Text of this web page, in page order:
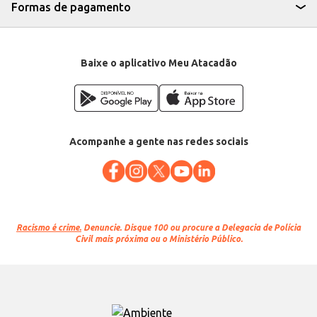
Formas de pagamento
Baixe o aplicativo Meu Atacadão
Acompanhe a gente nas redes sociais
Racismo é crime. Denuncie. Disque 100 ou procure a Delegacia de Polícia
Civil mais próxima ou o Ministério Público.